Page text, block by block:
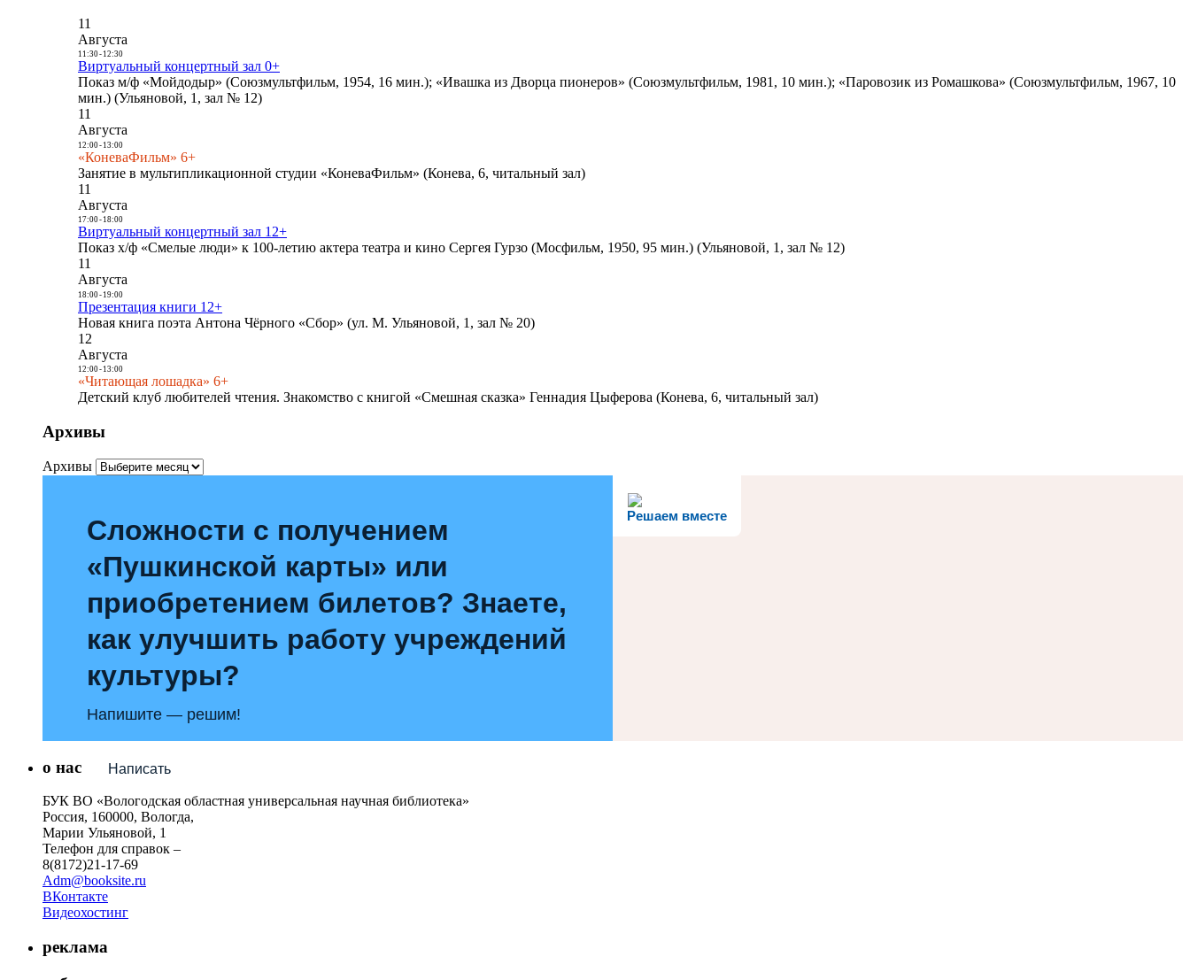
11
Августа
11:30- 12:30
Виртуальный концертный зал 0+
Показ м/ф «Мойдодыр» (Союзмультфильм, 1954, 16 мин.); «Ивашка из Дворца пионеров» (Союзмультфильм, 1981, 10 мин.); «Паровозик из Ромашкова» (Союзмультфильм, 1967, 10
мин.) (Ульяновой, 1, зал № 12)
11
Августа
12:00- 13:00
«КоневаФильм» 6+
Занятие в мультипликационной студии «КоневаФильм» (Конева, 6, читальный зал)
11
Августа
17:00- 18:00
Виртуальный концертный зал 12+
Показ х/ф «Смелые люди» к 100-летию актера театра и кино Сергея Гурзо (Мосфильм, 1950, 95 мин.) (Ульяновой, 1, зал № 12)
11
Августа
18:00- 19:00
Презентация книги 12+
Новая книга поэта Антона Чёрного «Сбор» (ул. М. Ульяновой, 1, зал № 20)
12
Августа
12:00- 13:00
«Читающая лошадка» 6+
Детский клуб любителей чтения. Знакомство с книгой «Смешная сказка» Геннадия Цыферова (Конева, 6, читальный зал)
Архивы
Архивы
Решаем вместе
Сложности с получением
«Пушкинской карты» или
приобретением билетов? Знаете,
как улучшить работу учреждений
культуры?
Напишите — решим!
Написать
о нас
БУК ВО «Вологодская областная универсальная научная библиотека»
Россия, 160000, Вологда,
Марии Ульяновой, 1
Телефон для справок –
8(8172)21-17-69
Adm@booksite.ru
ВКонтакте
Видеохостинг
реклама